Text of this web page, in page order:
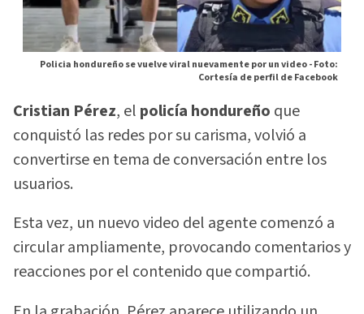
Policia hondureño se vuelve viral nuevamente por un video -Foto:
Cortesía de perfil de Facebook
Cristian Pérez, el policía hondureño que
conquistó las redes por su carisma, volvió a
convertirse en tema de conversación entre los
usuarios.
Esta vez, un nuevo video del agente comenzó a
circular ampliamente, provocando comentarios y
reacciones por el contenido que compartió.